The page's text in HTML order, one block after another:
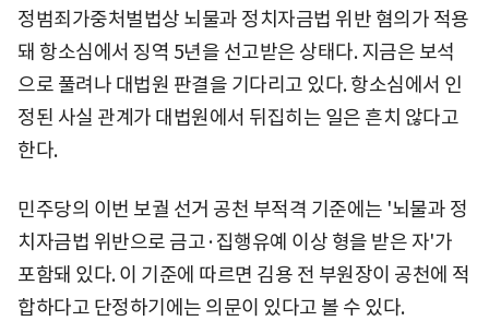
정범죄가중처벌법상 뇌물과 정치자금법 위반 혐의가 적용
돼 항소심에서 징역 5년을 선고받은 상태다. 지금은 보석
으로 풀려나 대법원 판결을 기다리고 있다. 항소심에서 인
정된 사실 관계가 대법원에서 뒤집히는 일은 흔치 않다고
한다.
민주당의 이번 보궐 선거 공천 부적격 기준에는 '뇌물과 정
치자금법 위반으로 금고·집행유예 이상 형을 받은 자'가
포함돼 있다. 이 기준에 따르면 김용 전 부원장이 공천에 적
합하다고 단정하기에는 의문이 있다고 볼 수 있다.